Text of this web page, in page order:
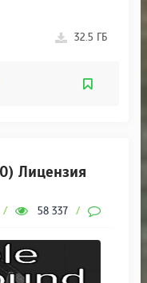
32.5 ГБ
Лицензия
/ 58 337 /